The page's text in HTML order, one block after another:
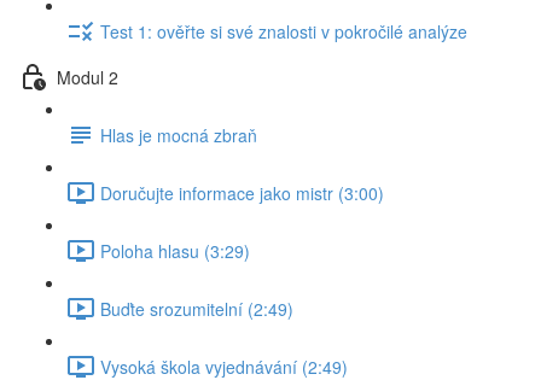
Test 1: ověřte si své znalosti v pokročilé analýze
Modul 2
Hlas je mocná zbraň
Doručujte informace jako mistr (3:00)
Poloha hlasu (3:29)
Buďte srozumitelní (2:49)
Vysoká škola vyjednávání (2:49)